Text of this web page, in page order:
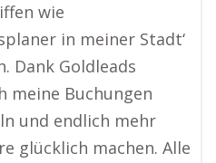
wie
in meiner Stadt‘
Dank Goldleads
meine Buchungen
und endlich mehr
glücklich machen. Alle